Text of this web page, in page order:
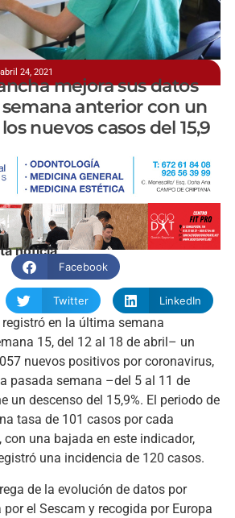
abril 24, 2021
mejora sus datos
anterior con un
nuevos casos del 15,9
noticia
Facebook
Twitter LinkedIn
en la última semana
15, del 12 al 18 de abril– un
nuevos positivos por coronavirus,
pasada semana –del 5 al 11 de
un descenso del 15,9%. El periodo de
tasa de 101 casos por cada
una bajada en este indicador,
una incidencia de 120 casos.
de la evolución de datos por
el Sescam y recogida por Europa